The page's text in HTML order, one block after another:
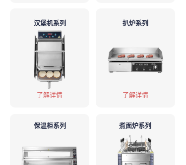
保温柜系列
了解详情
煮面炉系列
汉堡机系列
了解详情
扒炉系列